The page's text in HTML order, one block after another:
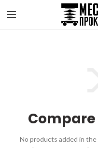
No products added in the